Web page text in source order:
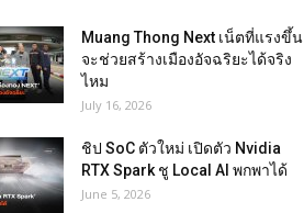
Muang Thong Next เน็ตที่แรงขึ้น
จะช่วยสร้างเมืองอัจฉริยะได้จริง
ไหม
July 16, 2026
ชิป SoC ตัวใหม่ เปิดตัว Nvidia
RTX Spark ชู Local AI พกพาได้
June 5, 2026